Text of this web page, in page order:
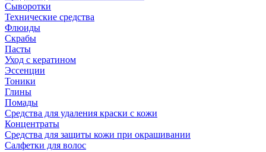
Сыворотки
Технические средства
Флюиды
Скрабы
Пасты
Уход с кератином
Эссенции
Тоники
Глины
Помады
Средства для удаления краски с кожи
Концентраты
Средства для защиты кожи при окрашивании
Салфетки для волос